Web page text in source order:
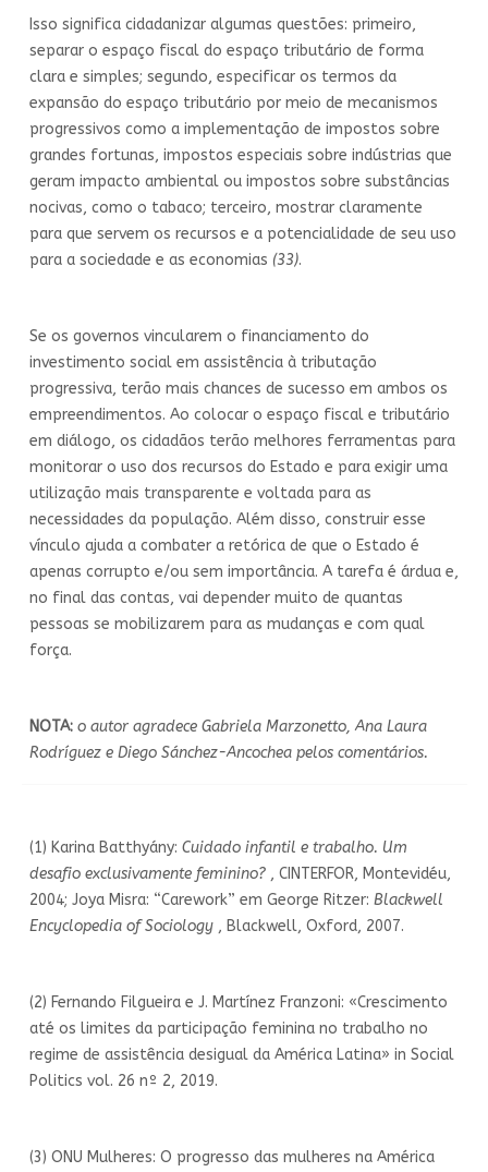
Isso significa cidadanizar algumas questões: primeiro,
separar o espaço fiscal do espaço tributário de forma
clara e simples; segundo, especificar os termos da
expansão do espaço tributário por meio de mecanismos
progressivos como a implementação de impostos sobre
grandes fortunas, impostos especiais sobre indústrias que
geram impacto ambiental ou impostos sobre substâncias
nocivas, como o tabaco; terceiro, mostrar claramente
para que servem os recursos e a potencialidade de seu uso
para a sociedade e as economias (33).
Se os governos vincularem o financiamento do
investimento social em assistência à tributação
progressiva, terão mais chances de sucesso em ambos os
empreendimentos. Ao colocar o espaço fiscal e tributário
em diálogo, os cidadãos terão melhores ferramentas para
monitorar o uso dos recursos do Estado e para exigir uma
utilização mais transparente e voltada para as
necessidades da população. Além disso, construir esse
vínculo ajuda a combater a retórica de que o Estado é
apenas corrupto e/ou sem importância. A tarefa é árdua e,
no final das contas, vai depender muito de quantas
pessoas se mobilizarem para as mudanças e com qual
força.
NOTA: o autor agradece Gabriela Marzonetto, Ana Laura
Rodríguez e Diego Sánchez-Ancochea pelos comentários.
(1) Karina Batthyány: Cuidado infantil e trabalho. Um
desafio exclusivamente feminino? , CINTERFOR, Montevidéu,
2004; Joya Misra: “Carework” em George Ritzer: Blackwell
Encyclopedia of Sociology , Blackwell, Oxford, 2007.
(2) Fernando Filgueira e J. Martínez Franzoni: «Crescimento
até os limites da participação feminina no trabalho no
regime de assistência desigual da América Latina» in Social
Politics vol. 26 nº 2, 2019.
(3) ONU Mulheres: O progresso das mulheres na América